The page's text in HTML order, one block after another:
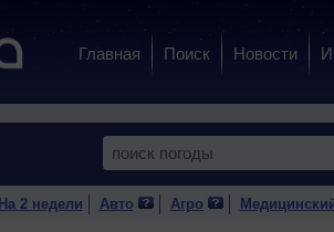
Главная Поиск Новости
На 2 недели Авто Агро